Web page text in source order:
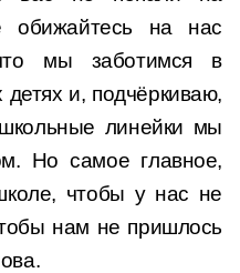
обижайтесь на нас
мы заботимся в
и, подчёркиваю,
линейки мы
Но самое главное,
чтобы у нас не
нам не пришлось